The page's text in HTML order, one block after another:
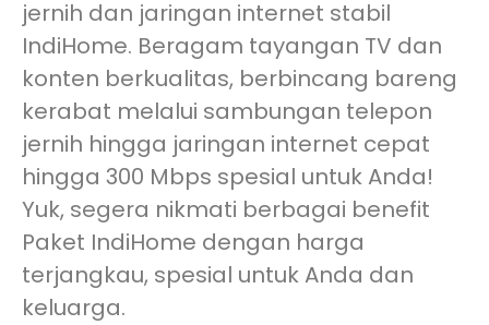
jernih dan jaringan internet stabil
IndiHome. Beragam tayangan TV dan
konten berkualitas, berbincang bareng
kerabat melalui sambungan telepon
jernih hingga jaringan internet cepat
hingga 300 Mbps spesial untuk Anda!
Yuk, segera nikmati berbagai benefit
Paket IndiHome dengan harga
terjangkau, spesial untuk Anda dan
keluarga.